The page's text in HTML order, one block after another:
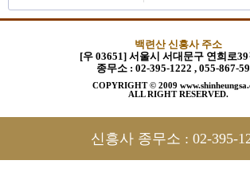
백련산 신흥사 주소
[우 03651] 서울시 서대문구 연희로39
종무소 : 02-395-1222 , 055-867-
COPYRIGHT © 2009
ALL RIGHT RESERVED.
신흥사 종무소 : 02-395-